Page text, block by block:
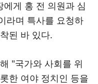
게 홍 전 의원과 심
라며 특사를 요청하
된 바 있다.
"국가와 사회를 위
한 여야 정치인 등을